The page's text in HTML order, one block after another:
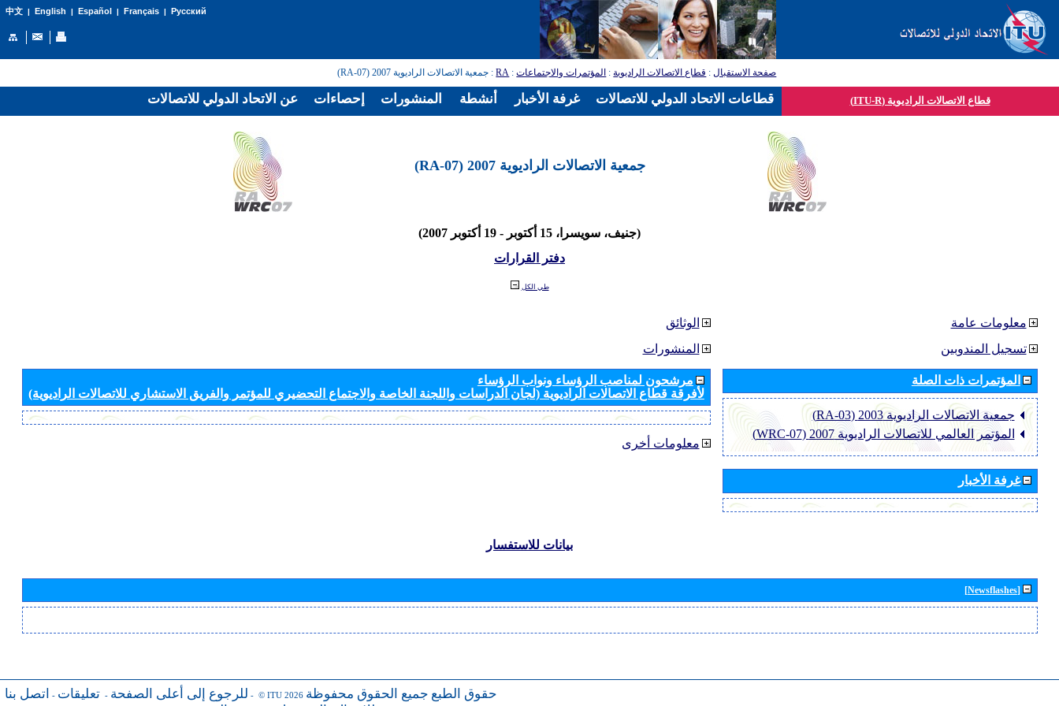
中文| English | Español | Français| Русский
صفحة الاستقبال: قطاع الاتصالات الراديوية: المؤتمرات والاجتماعات:
RA: جمعية الاتصالات الراديوية 2007 (RA-07)
قطاع الاتصالات الراديوية (ITU-R)
جمعية الاتصالات الراديوية 2007 (RA-07)
(جنيف، سويسرا، 15 أكتوبر - 19 أكتوبر 2007)
دفتر القرارات
طي الكل
الوثائق
المنشورات
مرشحون لمناصب الرؤساء ونواب الرؤساء
لأفرقة قطاع الاتصالات الراديوية (لجان الدراسات واللجنة الخاصة والاجتماع التحضيري للمؤتمر والفريق الاستشاري للاتصالات الراديوية)
معلومات أخرى
معلومات عامة
تسجيل المندوبين
المؤتمرات ذات الصلة
جمعية الاتصالات الراديوية 2003 (RA-03)
المؤتمر العالمي للاتصالات الراديوية 2007 (WRC-07)
غرفة الأخبار
بيانات للاستفسار
[Newsflashes]
للرجوع إلى أعلى الصفحة - تعليقات - اتصل بنا - © ITU 2026 حقوق الطبع جميع الحقوق محفوظة
عن الاتحاد الدولي للاتصالات إحصاءات المنشورات أنشطة غرفة الأخبار قطاعات الاتحاد الدولي للاتصالات